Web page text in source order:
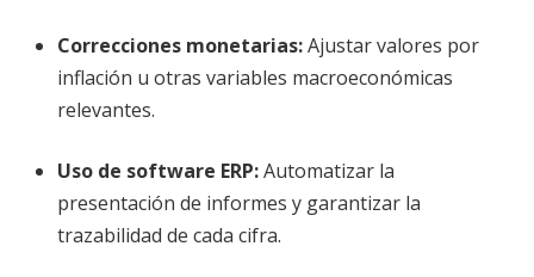
Correcciones monetarias:Ajustar valores por
inflación u otras variables macroeconómicas
relevantes.
Uso de software ERP:Automatizar la
presentación de informes y garantizar la
trazabilidad de cada cifra.